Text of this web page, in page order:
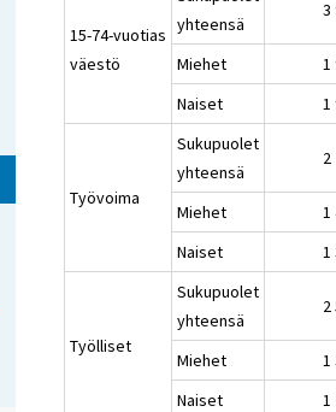
15-74-vuotias
väestö
yhteensä
3
Miehet 1
Naiset
1
Työvoima
Sukupuolet
yhteensä
2
Miehet 1
Naiset
1
Työlliset
Sukupuolet
yhteensä
2
Miehet 1
Naiset
1